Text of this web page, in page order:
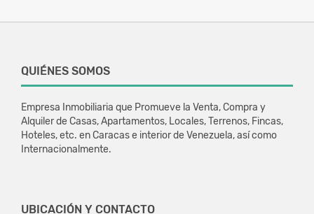
QUIÉNES SOMOS
Empresa Inmobiliaria que Promueve la Venta, Compra y
Alquiler de Casas, Apartamentos, Locales, Terrenos, Fincas,
Hoteles, etc. en Caracas e interior de Venezuela, así como
Internacionalmente.
UBICACIÓN Y CONTACTO